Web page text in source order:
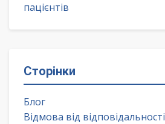
пацієнтів
Сторінки
Блог
Відмова від відповідальності